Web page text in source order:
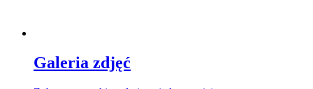
Galeria zdjęć